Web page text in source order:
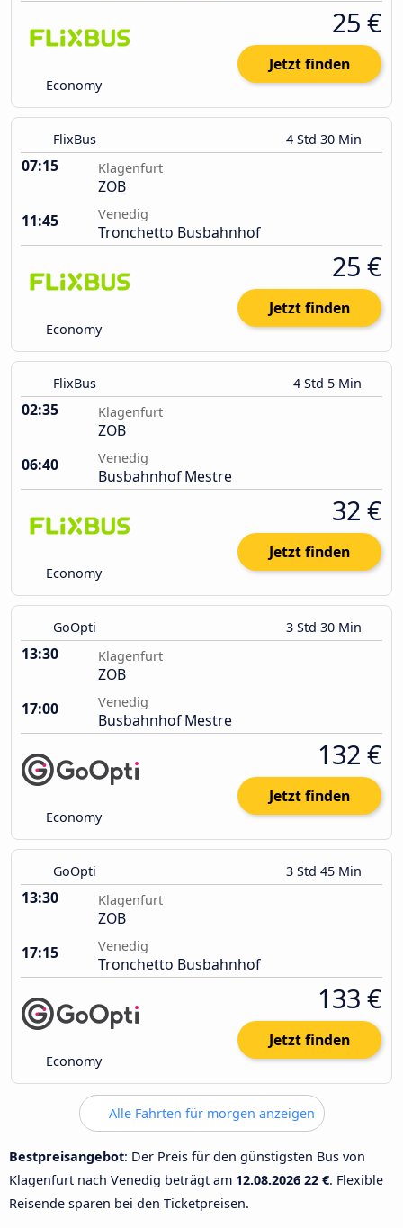
Economy
25 €
Jetzt finden
FlixBus 4 Std 30 Min
07:15 Klagenfurt
ZOB
11:45
Venedig
Tronchetto Busbahnhof
Economy
25 €
Jetzt finden
FlixBus 4 Std 5 Min
02:35 Klagenfurt
ZOB
06:40
Venedig
Busbahnhof Mestre
Economy
32 €
Jetzt finden
GoOpti 3 Std 30 Min
13:30 Klagenfurt
ZOB
17:00
Venedig
Busbahnhof Mestre
Economy
132 €
Jetzt finden
GoOpti 3 Std 45 Min
13:30 Klagenfurt
ZOB
17:15
Venedig
Tronchetto Busbahnhof
Economy
133 €
Jetzt finden
Alle Fahrten für morgen anzeigen
Bestpreisangebot: Der Preis für den günstigsten Bus von
Klagenfurt nach Venedig beträgt am 12.08.2026 22 €. Flexible
Reisende sparen bei den Ticketpreisen.